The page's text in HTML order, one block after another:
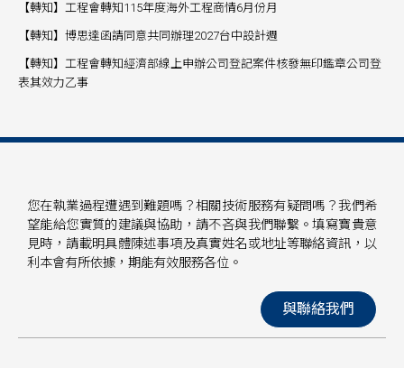
【轉知】工程會轉知115年度海外工程商情6月份月
【轉知】博思達函請同意共同辦理2027台中設計週
【轉知】工程會轉知經濟部線上申辦公司登記案件核發無印鑑章公司登
表其效力乙事
您在執業過程遭遇到難題嗎？相關技術服務有疑問嗎？我們希
望能給您實質的建議與協助，請不吝與我們聯繫。填寫寶貴意
見時，請載明具體陳述事項及真實姓名或地址等聯絡資訊，以
利本會有所依據，期能有效服務各位。
與聯絡我們